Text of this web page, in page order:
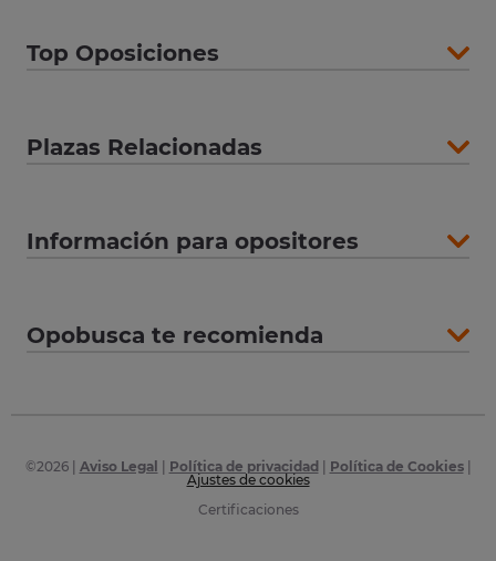
Top Oposiciones
Plazas Relacionadas
Información para opositores
Opobusca te recomienda
©2026| Aviso Legal Política de privacidad Política de Cookies|
Ajustes de cookies
Certificaciones